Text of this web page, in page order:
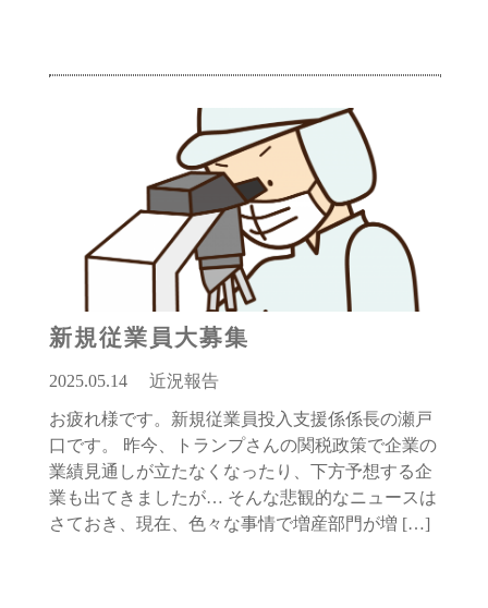
新規従業員大募集
2025.05.14 近況報告
お疲れ様です。新規従業員投入支援係係長の瀬戸
口です。 昨今、トランプさんの関税政策で企業の
業績見通しが立たなくなったり、下方予想する企
業も出てきましたが… そんな悲観的なニュースは
さておき、現在、色々な事情で増産部門が増 […]